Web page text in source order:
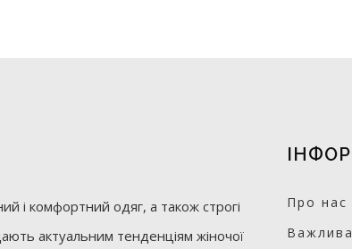
і комфортний одяг, а також строгі
актуальним тенденціям жіночої
Про нас